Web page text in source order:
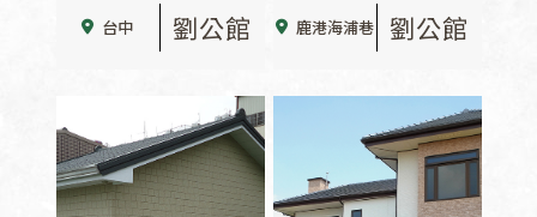
台中 劉公館 鹿港海浦巷 劉公館